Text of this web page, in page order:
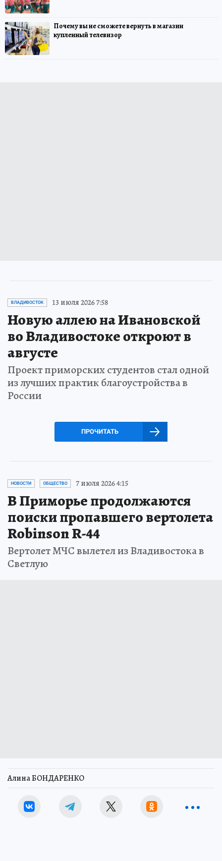
Почему вы не сможете вернуть в магазин
купленный телевизор
ВЛАДИВОСТОК 13 июля 2026 7:58
Новую аллею на Ивановской
во Владивостоке откроют в
августе
Проект приморских студентов стал одной
из лучших практик благоустройства в
России
ПРОЧИТАТЬ
НОВОСТИ ОБЩЕСТВО 7 июля 2026 4:15
В Приморье продолжаются
поиски пропавшего вертолета
Robinson R-44
Вертолет МЧС вылетел из Владивостока в
Светлую
Алина БОНДАРЕНКО